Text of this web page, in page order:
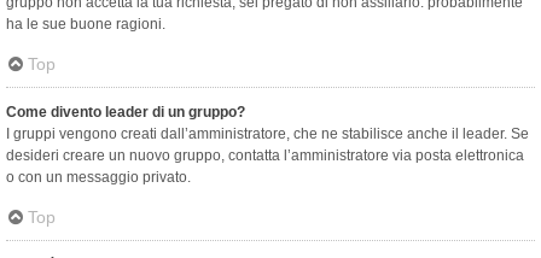
ha le sue buone ragioni.
Top
Come divento leader di un gruppo?
I gruppi vengono creati dall’amministratore, che ne stabilisce anche il leader. Se
desideri creare un nuovo gruppo, contatta l’amministratore via posta elettronica
o con un messaggio privato.
Top